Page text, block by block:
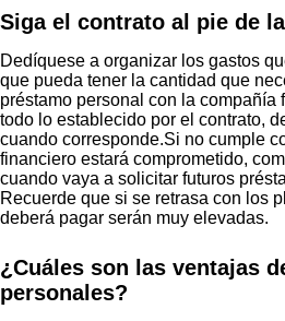
Siga el contrato al pie de
Dedíquese a organizar los gastos
que pueda tener la cantidad que
préstamo personal con la compañía
todo lo establecido por el contrato,
cuando corresponde.Si no cumple
financiero estará comprometido,
cuando vaya a solicitar futuros
Recuerde que si se retrasa con los
deberá pagar serán muy elevadas.
¿Cuáles son las ventajas
personales?